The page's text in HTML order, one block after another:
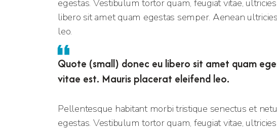
egestas. Vestibulum tortor quam, feugiat vitae,
libero sit amet quam egestas semper. Aenean
leo.
Quote (small) donec eu libero sit amet quam
vitae est. Mauris placerat eleifend leo.
Pellentesque habitant morbi tristique senectus et
egestas. Vestibulum tortor quam, feugiat vitae,